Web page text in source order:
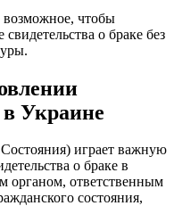
чтобы
о браке без
в Украине
играет важную
о браке в
органом, ответственным
состояния,